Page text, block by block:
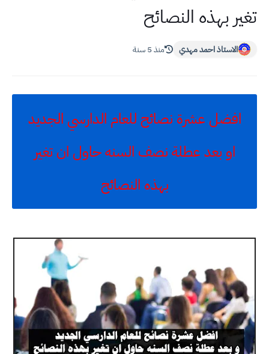
تغير بهذه النصائح
الاستاذ احمد مهدي منذ 5 سنة
افضل عشرة نصائح للعام الدارسي الجديد
او بعد عطلة نصف السنه حاول ان تغير
بهذه النصائح